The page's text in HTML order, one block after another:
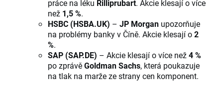
práce na léku Rilliprubart. Akcie klesají o více
než 1,5 %.
HSBC (HSBA.UK) – JP Morgan upozorňuje
na problémy banky v Číně. Akcie klesají o2
%.
SAP (SAP.DE) – Akcie klesají o více než4 %
po zprávěGoldman Sachs, která poukazuje
na tlak na marže ze strany cen komponent.